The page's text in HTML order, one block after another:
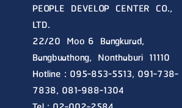
PEOPLE DEVELOP CENTER CO.,
LTD.
22/20 Moo 6 Bangkurad,
Bangbuathong, Nonthaburi 11110
Hotline : 095-853-5513, 091-738-
7838, 081-988-1304